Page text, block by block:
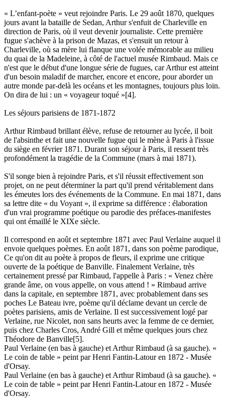
« L’enfant-poète » veut rejoindre Paris. Le 29 août 1870, quelques
jours avant la bataille de Sedan, Arthur s'enfuit de Charleville en
direction de Paris, où il veut devenir journaliste. Cette première
fugue s'achève à la prison de Mazas, et s'ensuit un retour à
Charleville, où sa mère lui flanque une volée mémorable au milieu
du quai de la Madeleine, à côté de l'actuel musée Rimbaud. Mais ce
n'est que le début d'une longue série de fugues, car Arthur est atteint
d'un besoin maladif de marcher, encore et encore, pour aborder un
autre monde par-delà les océans et les montagnes, toujours plus loin.
On dira de lui : un « voyageur toqué »[4].
Les séjours parisiens de 1871-1872
Arthur Rimbaud brillant élève, refuse de retourner au lycée, il boit
de l'absinthe et fait une nouvelle fugue qui le mène à Paris à l'issue
du siège en février 1871. Durant son séjour à Paris, il ressent très
profondément la tragédie de la Commune (mars à mai 1871).
S'il songe bien à rejoindre Paris, et s'il réussit effectivement son
projet, on ne peut déterminer la part qu'il prend véritablement dans
les émeutes lors des événements de la Commune. En mai 1871, dans
sa lettre dite « du Voyant », il exprime sa différence : élaboration
d'un vrai programme poétique ou parodie des préfaces-manifestes
qui ont émaillé le XIXe siècle.
Il correspond en août et septembre 1871 avec Paul Verlaine auquel il
envoie quelques poèmes. En août 1871, dans son poème parodique,
Ce qu'on dit au poète à propos de fleurs, il exprime une critique
ouverte de la poétique de Banville. Finalement Verlaine, très
certainement pressé par Rimbaud, l'appelle à Paris : « Venez chère
grande âme, on vous appelle, on vous attend ! » Rimbaud arrive
dans la capitale, en septembre 1871, avec probablement dans ses
poches Le Bateau ivre, poème qu'il déclame devant un cercle de
poètes parisiens, amis de Verlaine. Il est successivement logé par
Verlaine, rue Nicolet, non sans heurts avec la femme de ce dernier,
puis chez Charles Cros, André Gill et même quelques jours chez
Théodore de Banville[5].
Paul Verlaine (en bas à gauche) et Arthur Rimbaud (à sa gauche). «
Le coin de table » peint par Henri Fantin-Latour en 1872 - Musée
d'Orsay.
Paul Verlaine (en bas à gauche) et Arthur Rimbaud (à sa gauche). «
Le coin de table » peint par Henri Fantin-Latour en 1872 - Musée
d'Orsay.